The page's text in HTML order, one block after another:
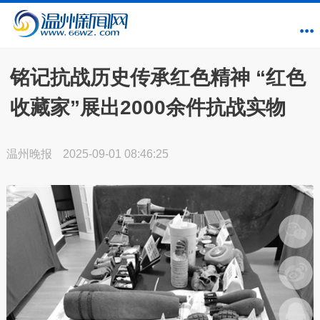
铭记抗战历史传承红色精神 “红色
收藏家”展出2000余件抗战实物
温州晚报 2025-09-01 08:46:25